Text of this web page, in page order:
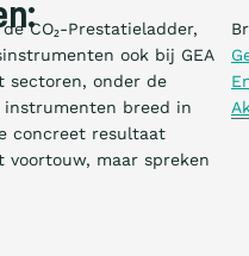
CO₂-Prestatieladder,
ook bij GEA
onder de
instrumenten breed in
concreet resultaat
voortouw, maar spreken